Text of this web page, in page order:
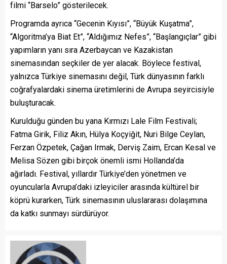
filmi “Barselo” gösterilecek.
Programda ayrıca “Gecenin Kıyısı”, “Büyük Kuşatma”,
“Algoritma’ya Biat Et”, “Aldığımız Nefes”, “Başlangıçlar” gibi
yapımların yanı sıra Azerbaycan ve Kazakistan
sinemasından seçkiler de yer alacak. Böylece festival,
yalnızca Türkiye sinemasını değil, Türk dünyasının farklı
coğrafyalardaki sinema üretimlerini de Avrupa seyircisiyle
buluşturacak.
Kurulduğu günden bu yana Kırmızı Lale Film Festivali;
Fatma Girik, Filiz Akın, Hülya Koçyiğit, Nuri Bilge Ceylan,
Ferzan Özpetek, Çağan Irmak, Derviş Zaim, Ercan Kesal ve
Melisa Sözen gibi birçok önemli ismi Hollanda’da
ağırladı. Festival, yıllardır Türkiye’den yönetmen ve
oyuncularla Avrupa’daki izleyiciler arasında kültürel bir
köprü kurarken, Türk sinemasının uluslararası dolaşımına
da katkı sunmayı sürdürüyor.